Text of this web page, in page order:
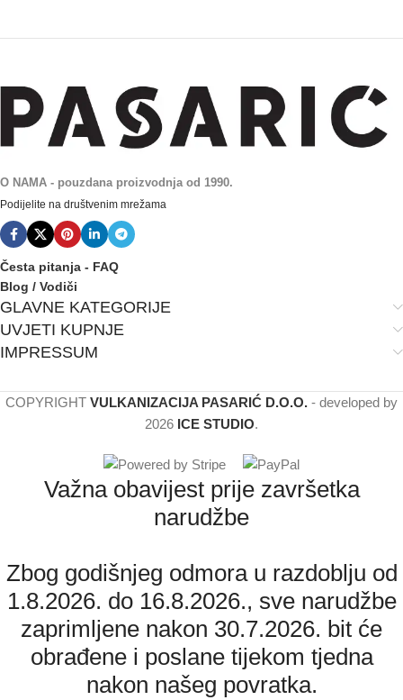
O NAMA - pouzdana proizvodnja od 1990.
Podijelite na društvenim mrežama
Česta pitanja - FAQ
Blog / Vodiči
GLAVNE KATEGORIJE
UVJETI KUPNJE
IMPRESSUM
COPYRIGHT VULKANIZACIJA PASARIĆ D.O.O. - developed by
2026 ICE STUDIO.
Važna obavijest prije završetka
narudžbe
Zbog godišnjeg odmora u razdoblju od
1.8.2026. do 16.8.2026., sve narudžbe
zaprimljene nakon 30.7.2026. bit će
obrađene i poslane tijekom tjedna
nakon našeg povratka.